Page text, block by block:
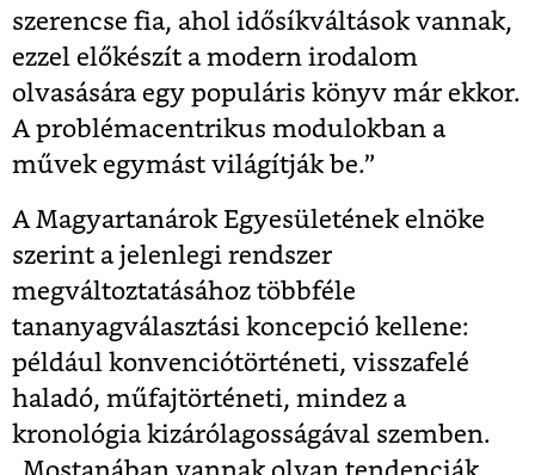
szerencse fia, ahol idősíkváltások vannak,
ezzel előkészít a modern irodalom
olvasására egy populáris könyv már ekkor.
A problémacentrikus modulokban a
művek egymást világítják be.”
A Magyartanárok Egyesületének elnöke
szerint a jelenlegi rendszer
megváltoztatásához többféle
tananyagválasztási koncepció kellene:
például konvenciótörténeti, visszafelé
haladó, műfajtörténeti, mindez a
kronológia kizárólagosságával szemben.